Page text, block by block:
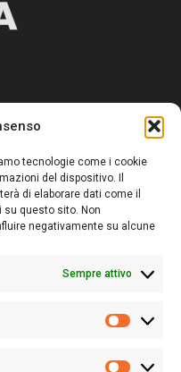
tecnologie come i cookie
del dispositivo. Il
di elaborare dati come il
su questo sito. Non
negativamente su alcune
Sempre attivo
informare “liberamente” i
un occhio rivolto al
futuro
Carbonia